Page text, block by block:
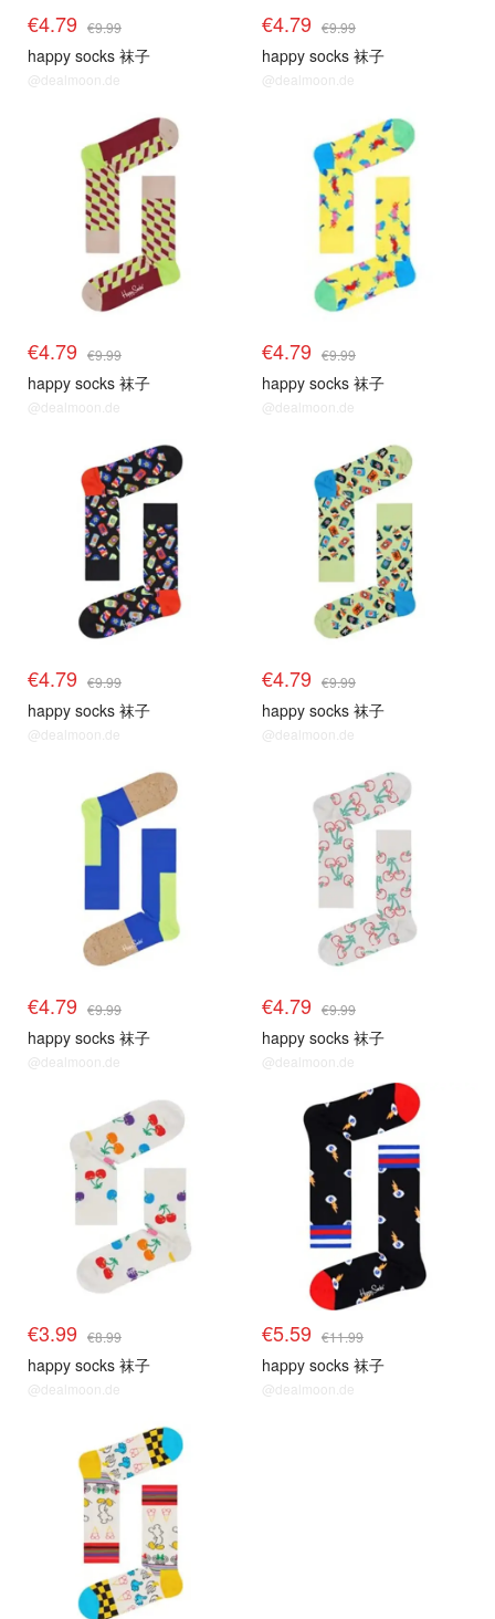
€4.79 €9.99
happy socks 袜子
@dealmoon.de
€4.79 €9.99
happy socks 袜子
@dealmoon.de
€4.79 €9.99
happy socks 袜子
@dealmoon.de
€4.79 €9.99
happy socks 袜子
@dealmoon.de
€4.79 €9.99
happy socks 袜子
@dealmoon.de
€4.79 €9.99
happy socks 袜子
@dealmoon.de
€4.79 €9.99
happy socks 袜子
@dealmoon.de
€4.79 €9.99
happy socks 袜子
@dealmoon.de
€3.99 €8.99
happy socks 袜子
@dealmoon.de
€5.59 €11.99
happy socks 袜子
@dealmoon.de